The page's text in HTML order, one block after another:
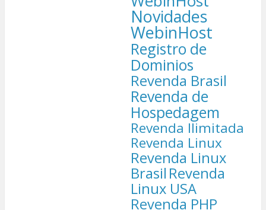
Novidades
WebinHost
Registro de
Dominios
Revenda Brasil
Revenda de
Hospedagem
Revenda Ilimitada
Revenda Linux
Revenda Linux
Brasil Revenda
Linux USA
Revenda PHP